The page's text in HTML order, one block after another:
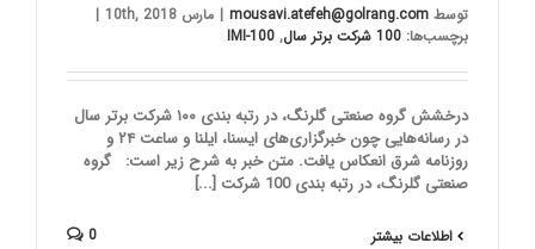
توسط mousavi.atefeh@golrang.com
| مارس 10th, 2018
|
برچسب‌ها: 100 شرکت برتر سال ,
IMI-100
درخشش گروه صنعتی گلرنگ، در رتبه بندی ۱۰۰ شرکت برتر سال
در رسانه‌هایی چون خبرگزاری‌های ایسنا، ایلنا و ساعت ۲۴ و
روزنامه شرق انعکاس یافت. متن خبر به شرح زیر است: گروه
صنعتی گلرنگ، در رتبه بندی 100 شرکت [...]
اطلاعات بیشتر 0